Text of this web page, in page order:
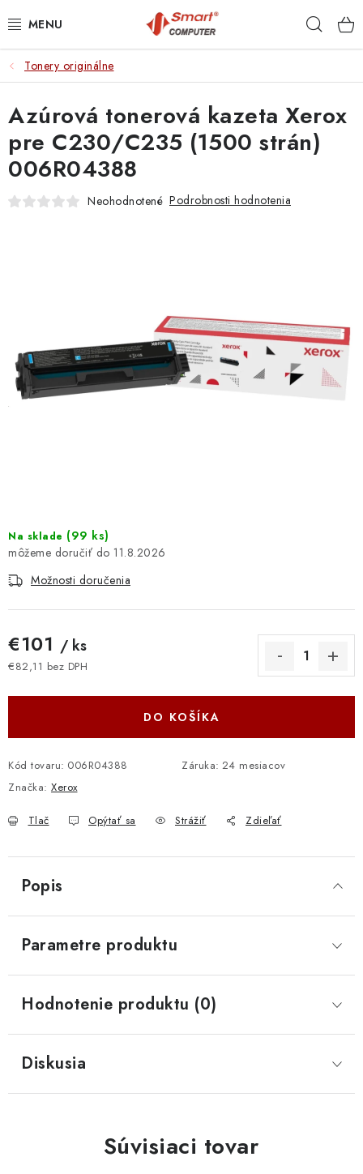
na
NOTEBOOKY
MOBILNÉ ZARIADENIA
PC A KOMPONENTY
PERIFÉRIE
DOMÁCNOSŤ
: TOP PRODUKTY
: NOVÉ PRODUKTY
Obchodné podmienky
Napíšte nám
Tonery originálne
Na sklade (99 ks)
11.8.2026
Možnosti doručenia
€101 / ks
€82,11 bez DPH
DO KOŠÍKA
Kód tovaru: 006R04388 Záruka: 24 mesiacov
Značka: Xerox
Tlač Opýtať sa Strážiť Zdieľať
Azúrová tonerová kazeta Xerox
pre C230/C235 (1500 strán)
006R04388
Neohodnotené Podrobnosti hodnotenia
Popis
Parametre produktu
Hodnotenie produktu (0)
Diskusia
Súvisiaci tovar